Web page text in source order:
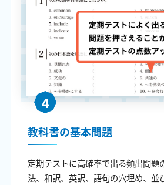
4
教科書の基本問題
定期テストに高確率で出る頻出問題
法、和訳、英訳、語句の穴埋め、並